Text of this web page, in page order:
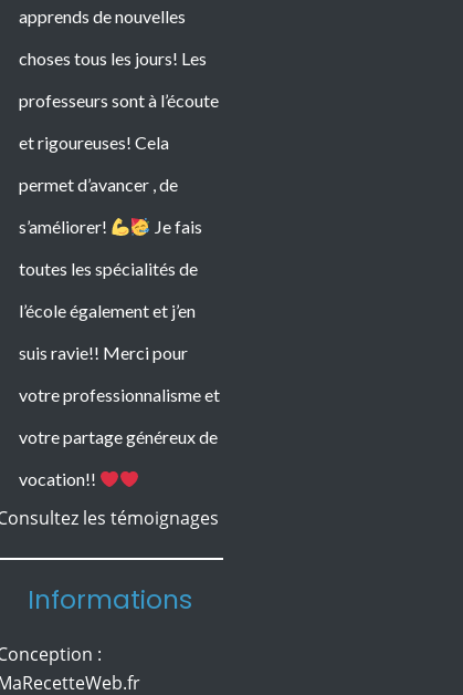
apprends de nouvelles
choses tous les jours! Les
professeurs sont à l’écoute
et rigoureuses! Cela
permet d’avancer , de
s’améliorer!
Je fais
toutes les spécialités de
l’école également et j’en
suis ravie!! Merci pour
votre professionnalisme et
votre partage généreux de
vocation!!
Herbreteau
accessible aux débutants,
Marina est une formation
Consultez les témoignages
Informations
Conception :
Mentions légales
Protection des Données
© Copyright Ecole 44
Esthétique